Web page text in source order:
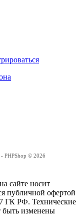
PHPShop © 2026
сайте носит
публичной офертой
ГК РФ. Технические
быть изменены